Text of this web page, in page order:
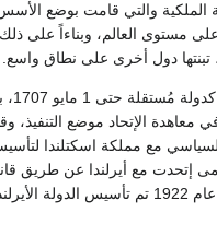
والتي قامت بوضع الأسس
على مستوى العالم، وبناءاً على
تبنتها دول أخرى على نطاق واسع.
إن
معاهدة الإتحاد موضع التنفيذ،
الإتحاد السياسي مع مملكة اسكتلندا
المتحدة لبريطانيا العظمى وأيرلندا. في عام